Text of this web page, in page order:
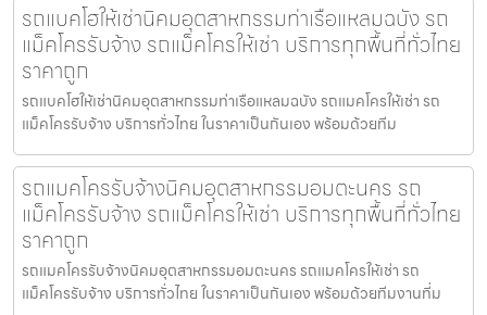
รถแบคโฮให้เช่านิคมอุตสาหกรรมท่าเรือแหลมฉบัง รถ
แม็คโครรับจ้าง รถแม็คโครให้เช่า บริการทุกพื้นที่ทั่วไทย
ราคาถูก
รถแบคโฮให้เช่านิคมอุตสาหกรรมท่าเรือแหลมฉบัง รถแมคโครให้เช่า รถ
แม็คโครรับจ้าง บริการทั่วไทย ในราคาเป็นกันเอง พร้อมด้วยทีม
รถแมคโครรับจ้างนิคมอุตสาหกรรมอมตะนคร รถ
แม็คโครรับจ้าง รถแม็คโครให้เช่า บริการทุกพื้นที่ทั่วไทย
ราคาถูก
รถแมคโครรับจ้างนิคมอุตสาหกรรมอมตะนคร รถแมคโครให้เช่า รถ
แม็คโครรับจ้าง บริการทั่วไทย ในราคาเป็นกันเอง พร้อมด้วยทีมงานที่ม